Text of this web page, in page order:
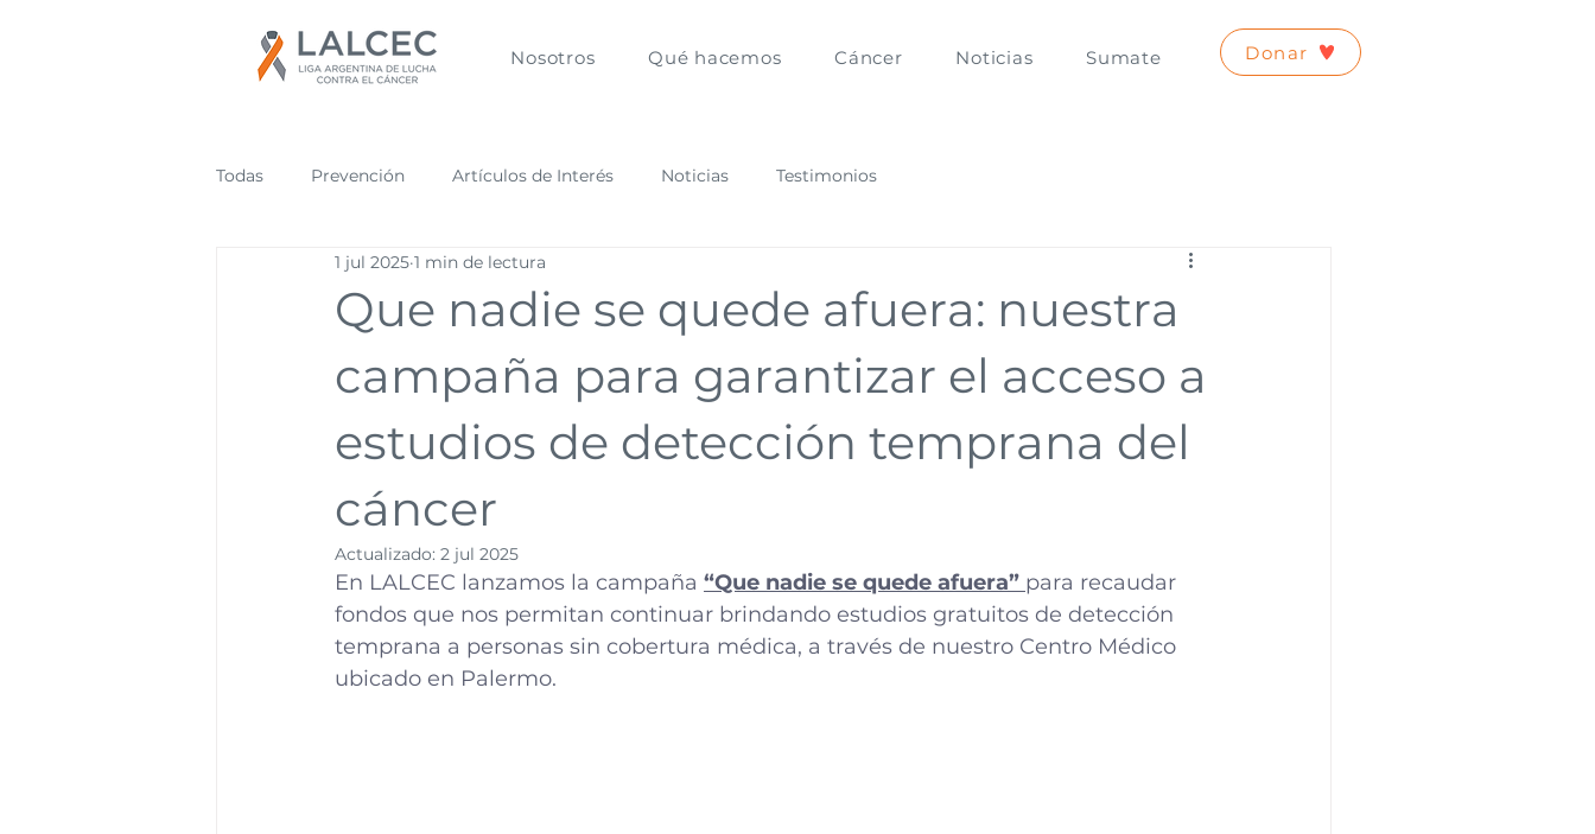
Donar
Nosotros Qué hacemos Cáncer Noticias Sumate
Todas Prevención Artículos de Interés Noticias Testimonios
Que nadie se quede afuera: nuestra
campaña para garantizar el acceso a
estudios de detección temprana del
cáncer
1 jul 2025 1 min de lectura
Actualizado: 2 jul 2025
En LALCEC lanzamos la campaña “Que nadie se quede afuera” para recaudar
fondos que nos permitan continuar brindando estudios gratuitos de detección
temprana a personas sin cobertura médica, a través de nuestro Centro Médico
ubicado en Palermo.